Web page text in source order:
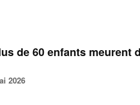
de 60 enfants meurent
2026